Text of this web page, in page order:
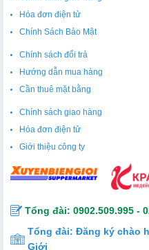
Hóa đơn điện tử
Chính Sách Bảo Mật
Chính sách đổi trả
Hướng dẫn mua hàng
Cần thuê mặt bằng
Chính sách giao hàng
Hóa đơn điện tử
Giới thiệu công ty
Tổng đài: 0902.509.995 -
Tổng đài: Đăng ký chào
Giới